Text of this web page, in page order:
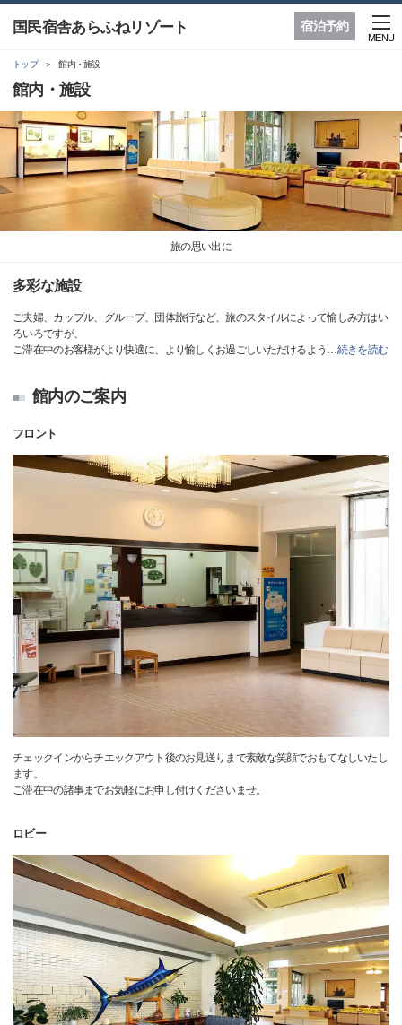
宿泊予約
国民宿舎あらふねリゾート
MENU
トップ 館内・施設
館内・施設
旅の思い出に
多彩な施設
ご夫婦、カップル、グループ、団体旅行など、旅のスタイルによって愉しみ方はい
ろいろですが、
ご滞在中のお客様がより快適に、より愉しくお過ごしいただけるよう …続きを読む
館内のご案内
フロント
チェックインからチエックアウト後のお見送りまで素敵な笑顔でおもてなしいたし
ます。
ご滞在中の諸事までお気軽にお申し付けくださいませ。
ロビー